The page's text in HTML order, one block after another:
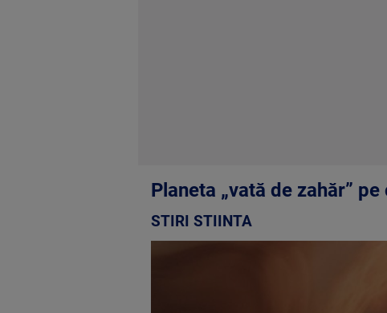
Planeta „vată de zahăr”
STIRI STIINTA